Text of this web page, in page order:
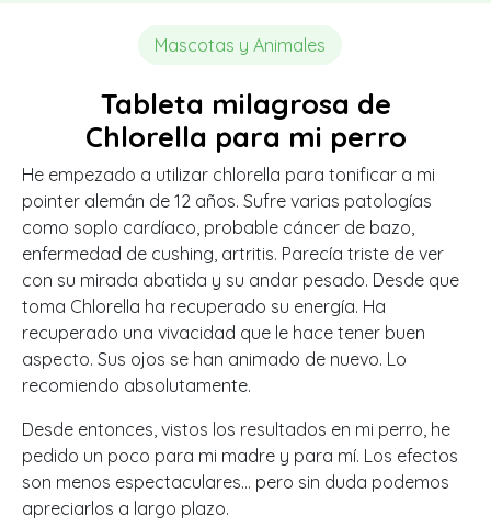
Mascotas y Animales
Tableta milagrosa de
Chlorella para mi perro
He empezado a utilizar chlorella para tonificar a mi
pointer alemán de 12 años. Sufre varias patologías
como soplo cardíaco, probable cáncer de bazo,
enfermedad de cushing, artritis. Parecía triste de ver
con su mirada abatida y su andar pesado. Desde que
toma Chlorella ha recuperado su energía. Ha
recuperado una vivacidad que le hace tener buen
aspecto. Sus ojos se han animado de nuevo. Lo
recomiendo absolutamente.
Desde entonces, vistos los resultados en mi perro, he
pedido un poco para mi madre y para mí. Los efectos
son menos espectaculares… pero sin duda podemos
apreciarlos a largo plazo.